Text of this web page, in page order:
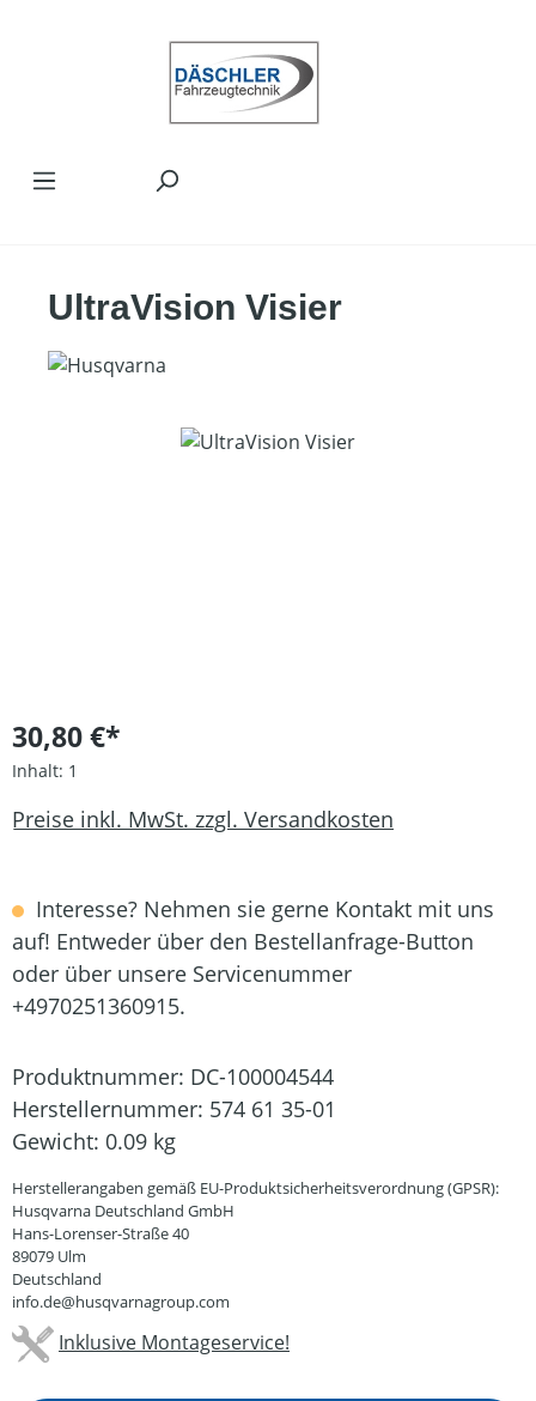
UltraVision Visier
Bildergalerie überspringen
30,80 €*
Inhalt: 1
Preise inkl. MwSt. zzgl. Versandkosten
Interesse? Nehmen sie gerne Kontakt mit uns
auf! Entweder über den Bestellanfrage-Button
oder über unsere Servicenummer
+4970251360915.
Produktnummer: DC-100004544
Herstellernummer: 574 61 35-01
Gewicht: 0.09 kg
Herstellerangaben gemäß EU-Produktsicherheitsverordnung (GPSR):
Husqvarna Deutschland GmbH
Hans-Lorenser-Straße 40
89079 Ulm
Deutschland
info.de@husqvarnagroup.com
Inklusive Montageservice!